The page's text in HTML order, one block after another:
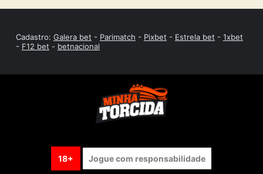
Cadastro: Galera bet - Parimatch - Pixbet - Estrela bet - 1xbet
- F12 bet - betnacional
18+ Jogue com responsabilidade